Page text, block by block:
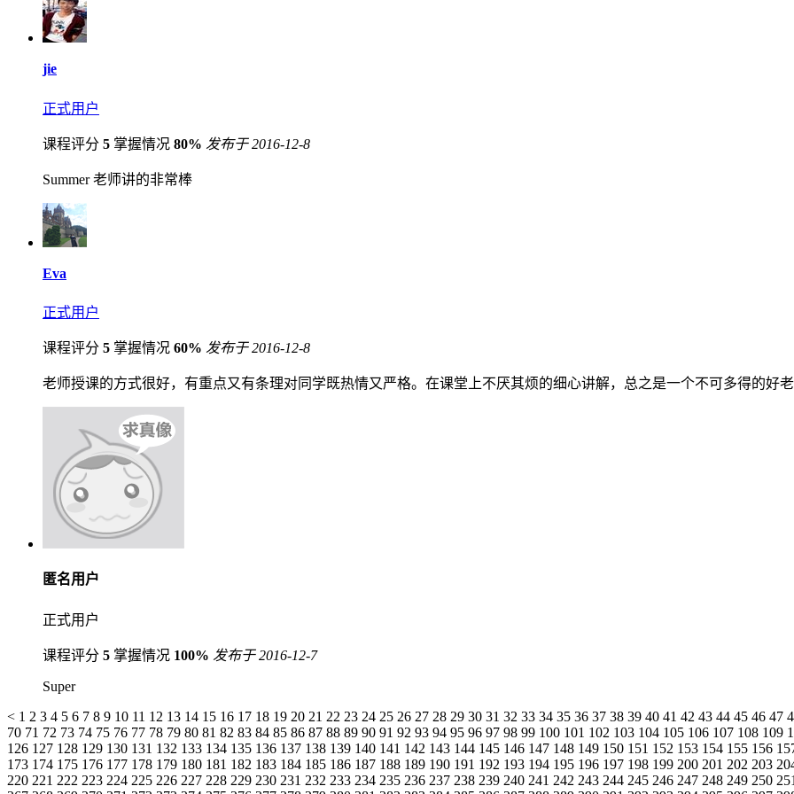
jie
正式用户
课程评分 5 掌握情况 80% 发布于 2016-12-8
Summer 老师讲的非常棒
Eva
正式用户
课程评分 5 掌握情况 60% 发布于 2016-12-8
老师授课的方式很好，有重点又有条理对同学既热情又严格。在课堂上不厌其烦的细心讲解，总之是一个不可多得的好
匿名用户
正式用户
课程评分 5 掌握情况 100% 发布于 2016-12-7
Super
< 1 2 3 4 5 6 7 8 9 10 11 12 13 14 15 16 17 18 19 20 21 22 23 24 25 26 27 28 29 30 31 32 33 34 35 36 37 38 39 40 41 42 43 44 45 46 47
70 71 72 73 74 75 76 77 78 79 80 81 82 83 84 85 86 87 88 89 90 91 92 93 94 95 96 97 98 99 100 101 102 103 104 105 106 107 108 109
126 127 128 129 130 131 132 133 134 135 136 137 138 139 140 141 142 143 144 145 146 147 148 149 150 151 152 153 154 155 156
173 174 175 176 177 178 179 180 181 182 183 184 185 186 187 188 189 190 191 192 193 194 195 196 197 198 199 200 201 202 203
220 221 222 223 224 225 226 227 228 229 230 231 232 233 234 235 236 237 238 239 240 241 242 243 244 245 246 247 248 249 250